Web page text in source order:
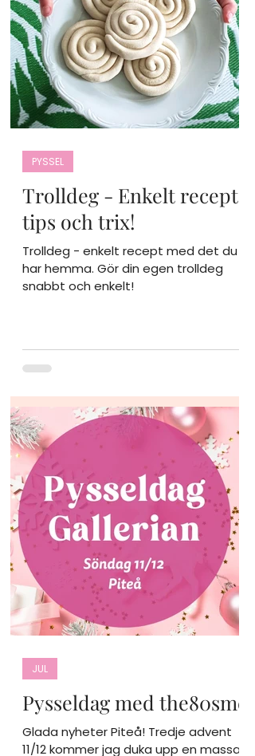
Trolldeg - Enkelt recept,
tips och trix!
Trolldeg - enkelt recept med det du
har hemma. Gör din egen trolldeg
snabbt och enkelt!
PYSSEL
Pysseldag med the80sme
Glada nyheter Piteå! Tredje advent
11/12 kommer jag duka upp en massa
JUL